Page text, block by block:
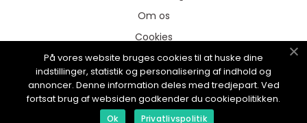
Om os
Cookies
Kontakt os
Sitemap
På vores website bruges cookies til at huske dine
indstillinger, statistik og personalisering af indhold og
annoncer. Denne information deles med tredjepart. Ved
fortsat brug af websiden godkender du cookiepolitikken.
Ok Privatlivspolitik